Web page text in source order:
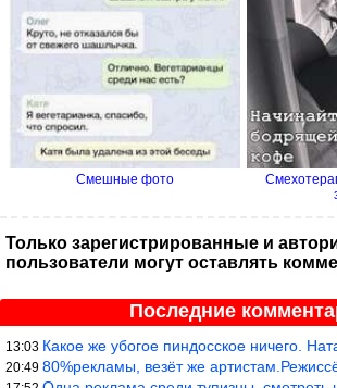
Смешные фото
Только зарегистрированные и
пользователи могут оставлять
Последние
13:03 Какое же убогое пиндосское ничего. Наташ, и
20:49 80%рекламы, везёт же артистам.Режиссёры,